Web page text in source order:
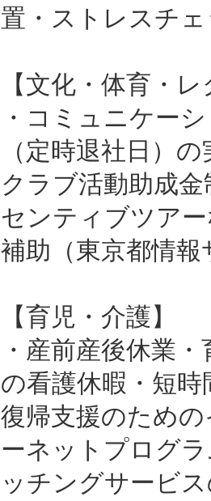
置・ストレスチ
【文化・体育・
・コミュニケー
（定時退社日）
クラブ活動助成
センティブツア
補助（東京都情
【育児・介護】
・産前産後休業
の看護休暇・短
復帰支援のため
ーネットプログ
ッチングサービ